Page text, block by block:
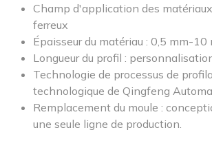
Champ d'application des
ferreux
Épaisseur du matériau : 0,5 mm-10
Longueur du profil :
Technologie de processus de
technologique de Qingfeng
Remplacement du moule :
une seule ligne de production.